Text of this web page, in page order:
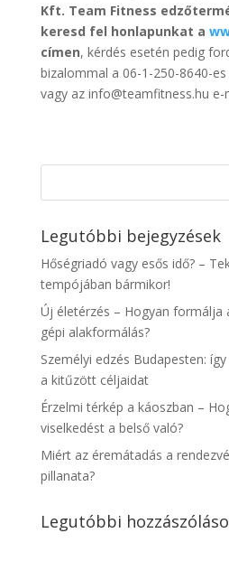
Kft. Team Fitness
keresd fel honlapunkat a
címen, kérdés esetén pedig
bizalommal a 06-1-250-8640-
vagy az info@teamfitness.hu e-
Legutóbbi bejegyzések
Hőségriadó vagy esős idő? –
tempójában bármikor!
Új életérzés – Hogyan formálja
gépi alakformálás?
Személyi edzés Budapesten:
a kitűzött céljaidat
Érzelmi térkép a káoszban –
viselkedést a belső való?
Miért az éremátadás a
pillanata?
Legutóbbi